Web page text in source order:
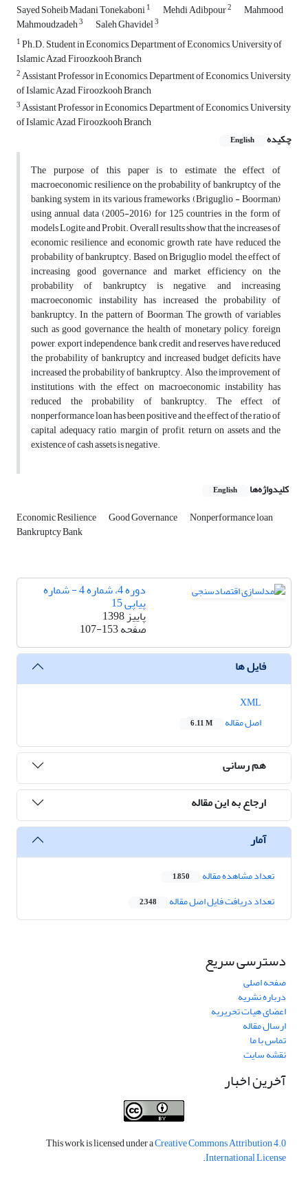
Sayed Soheib Madani Tonekaboni1 Mehdi Adibpour2 Mahmood
Mahmoudzadeh3 Saleh Ghavidel3
1Ph.D. Student in Economics, Department of Economics, University of
Islamic Azad, Firoozkooh Branch
2Assistant Professor in Economics, Department of Economics, University
of Islamic Azad, Firoozkooh Branch
3Assistant Professor in Economics, Department of Economics, University
of Islamic Azad, Firoozkooh Branch
چکیده
English
The purpose of this paper is to estimate the effect of
macroeconomic resilience on the probability of bankruptcy of the
banking system in its various frameworks (Briguglio - Boorman)
using annual data (2005-2016) for 125 countries in the form of
models Logite and Probit. Overall results show that the increases of
economic resilience and economic growth rate have reduced the
probability of bankruptcy. Based on Briguglio model, the effect of
increasing good governance and market efficiency on the
probability of bankruptcy is negative, and increasing
macroeconomic instability has increased the probability of
bankruptcy. In the pattern of Boorman, The growth of variables
such as good governance, the health of monetary policy, foreign
power, export independence, bank credit and reserves have reduced
the probability of bankruptcy and increased budget deficits have
increased the probability of bankruptcy. Also, the improvement of
institutions with the effect on macroeconomic instability has
reduced the probability of bankruptcy. The effect of
nonperformance loan has been positive and the effect of the ratio of
capital adequacy ratio, margin of profit, return on assets and the
existence of cash assets is negative.
کلیدواژه‌ها English
Economic Resilience Good Governance Nonperformance loan
Bankruptcy Bank
دوره 4، شماره 4 - شماره
پیاپی 15
پاییز 1398
صفحه107-153
فایل ها
اصل مقاله
6.11 M
هم رسانی
ارجاع به این مقاله
آمار
تعداد مشاهده مقاله 1,850
تعداد دریافت فایل اصل مقاله 2,348
دسترسی سریع
صفحه اصلی
درباره نشریه
اعضای هیات تحریریه
ارسال مقاله
تماس با ما
نقشه سایت
آخرین اخبار
This work is licensed under aCreative Commons Attribution 4.0
International License
.